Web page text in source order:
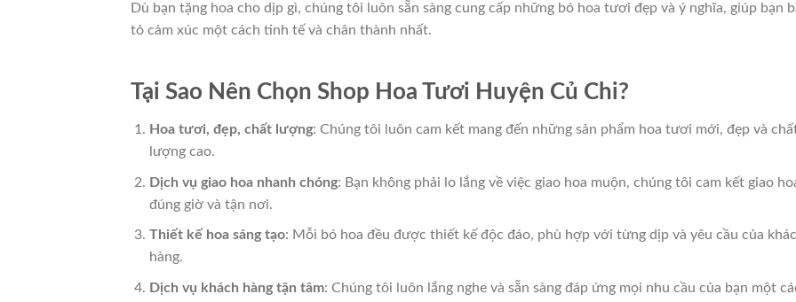
Dù bạn tặng hoa cho dịp gì, chúng tôi luôn sẵn sàng cung cấp những bó hoa tươi đẹp và ý nghĩa, giúp bạn
tỏ cảm xúc một cách tinh tế và chân thành nhất.
Tại Sao Nên Chọn Shop Hoa Tươi Huyện Củ Chi?
Hoa tươi, đẹp, chất lượng: Chúng tôi luôn cam kết mang đến những sản phẩm hoa tươi mới, đẹp và
lượng cao.
Dịch vụ giao hoa nhanh chóng: Bạn không phải lo lắng về việc giao hoa muộn, chúng tôi cam kết giao
đúng giờ và tận nơi.
Thiết kế hoa sáng tạo: Mỗi bó hoa đều được thiết kế độc đáo, phù hợp với từng dịp và yêu cầu của
hàng.
Dịch vụ khách hàng tận tâm: Chúng tôi luôn lắng nghe và sẵn sàng đáp ứng mọi nhu cầu của bạn một